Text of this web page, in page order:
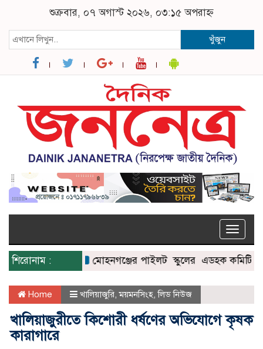
শুক্রবার, ০৭ অগাস্ট ২০২৬, ০৩:১৫ অপরাহ্ন
খুঁজুন
Toggle
শিরোনাম :
মোহনগঞ্জের পাইলট স্কুলের এডহক কমিটির
Home খালিয়াজুরি,ময়মনসিংহ,লিড নিউজ
খালিয়াজুরীতে কিশোরী ধর্ষণের অভিযোগে কৃষক
কারাগারে